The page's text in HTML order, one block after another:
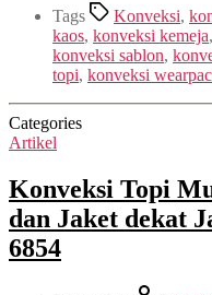
Tags Konveksi,
kaos, konveksi kemeja,
konveksi sablon,
topi, konveksi
Categories
Artikel
Konveksi Topi
dan Jaket dekat
6854